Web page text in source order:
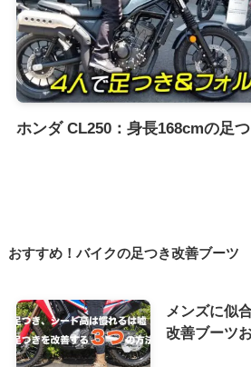
ホンダ CL250：身長168cmの足つ
おすすめ！バイクの足つき改善ブーツ
メンズに似
改善ブーツ